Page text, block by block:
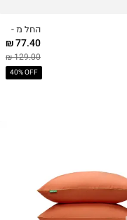
החל מ -
77.40 ₪
129.00 ₪
40% OFF